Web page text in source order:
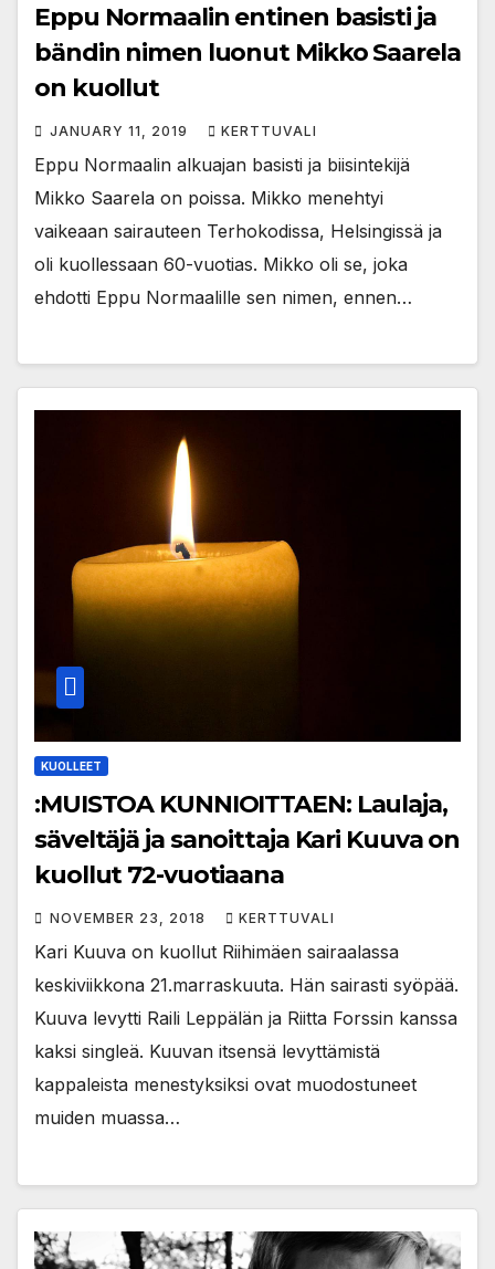
Eppu Normaalin entinen basisti ja
bändin nimen luonut Mikko Saarela
on kuollut
JANUARY 11, 2019 KERTTUVALI
Eppu Normaalin alkuajan basisti ja biisintekijä
Mikko Saarela on poissa. Mikko menehtyi
vaikeaan sairauteen Terhokodissa, Helsingissä ja
oli kuollessaan 60-vuotias. Mikko oli se, joka
ehdotti Eppu Normaalille sen nimen, ennen…
KUOLLEET
:MUISTOA KUNNIOITTAEN: Laulaja,
säveltäjä ja sanoittaja Kari Kuuva on
kuollut 72-vuotiaana
NOVEMBER 23, 2018 KERTTUVALI
Kari Kuuva on kuollut Riihimäen sairaalassa
keskiviikkona 21.marraskuuta. Hän sairasti syöpää.
Kuuva levytti Raili Leppälän ja Riitta Forssin kanssa
kaksi singleä. Kuuvan itsensä levyttämistä
kappaleista menestyksiksi ovat muodostuneet
muiden muassa…